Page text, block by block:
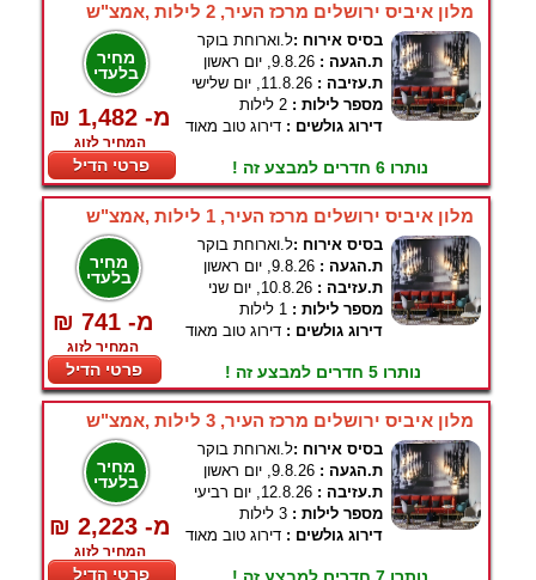
מלון איביס ירושלים מרכז העיר, 2 לילות ,אמצ"ש
מחיר
בלעדי
₪ 1,482 -מ
המחיר לזוג
פרטי הדיל
בסיס אירוח :ל.וארוחת בוקר
ת.הגעה : 9.8.26, יום ראשון
ת.עזיבה : 11.8.26, יום שלישי
מספר לילות : 2 לילות
דירוג גולשים : דירוג טוב מאוד
נותרו 6 חדרים למבצע זה !
מלון איביס ירושלים מרכז העיר, 1 לילות ,אמצ"ש
מחיר
בלעדי
₪ 741 -מ
המחיר לזוג
פרטי הדיל
בסיס אירוח :ל.וארוחת בוקר
ת.הגעה : 9.8.26, יום ראשון
ת.עזיבה : 10.8.26, יום שני
מספר לילות : 1 לילות
דירוג גולשים : דירוג טוב מאוד
נותרו 5 חדרים למבצע זה !
מלון איביס ירושלים מרכז העיר, 3 לילות ,אמצ"ש
מחיר
בלעדי
₪ 2,223 -מ
המחיר לזוג
פרטי הדיל
בסיס אירוח :ל.וארוחת בוקר
ת.הגעה : 9.8.26, יום ראשון
ת.עזיבה : 12.8.26, יום רביעי
מספר לילות : 3 לילות
דירוג גולשים : דירוג טוב מאוד